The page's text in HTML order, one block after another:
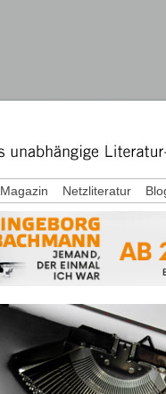
Magazin Netzliteratur